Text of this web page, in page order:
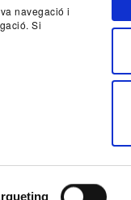
navegació i
Si